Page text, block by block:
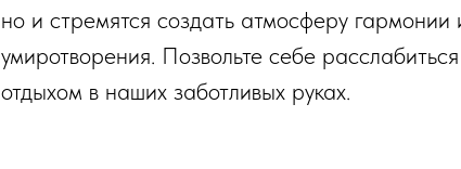
но и стремятся создать атмосферу гармонии
умиротворения. Позвольте себе
отдыхом в наших заботливых руках.